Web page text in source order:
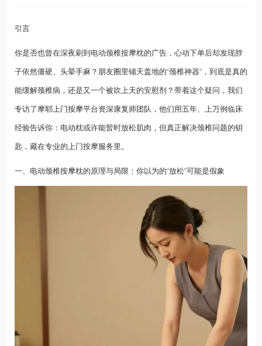
引言
你是否也曾在深夜刷到电动颈椎按摩枕的广告，心动下单后却发现脖
子依然僵硬、头晕手麻？朋友圈里铺天盖地的“颈椎神器”，到底是真的
能缓解颈椎病，还是又一个被吹上天的安慰剂？带着这个疑问，我们
专访了摩耶上门按摩平台资深康复师团队，他们用五年、上万例临床
经验告诉你：电动枕或许能暂时放松肌肉，但真正解决颈椎问题的钥
匙，藏在专业的上门按摩服务里。
一、电动颈椎按摩枕的原理与局限：你以为的“放松”可能是假象